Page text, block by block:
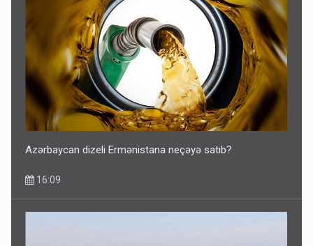
Azərbaycan dizeli Ermənistana neçəyə satıb?
16:09